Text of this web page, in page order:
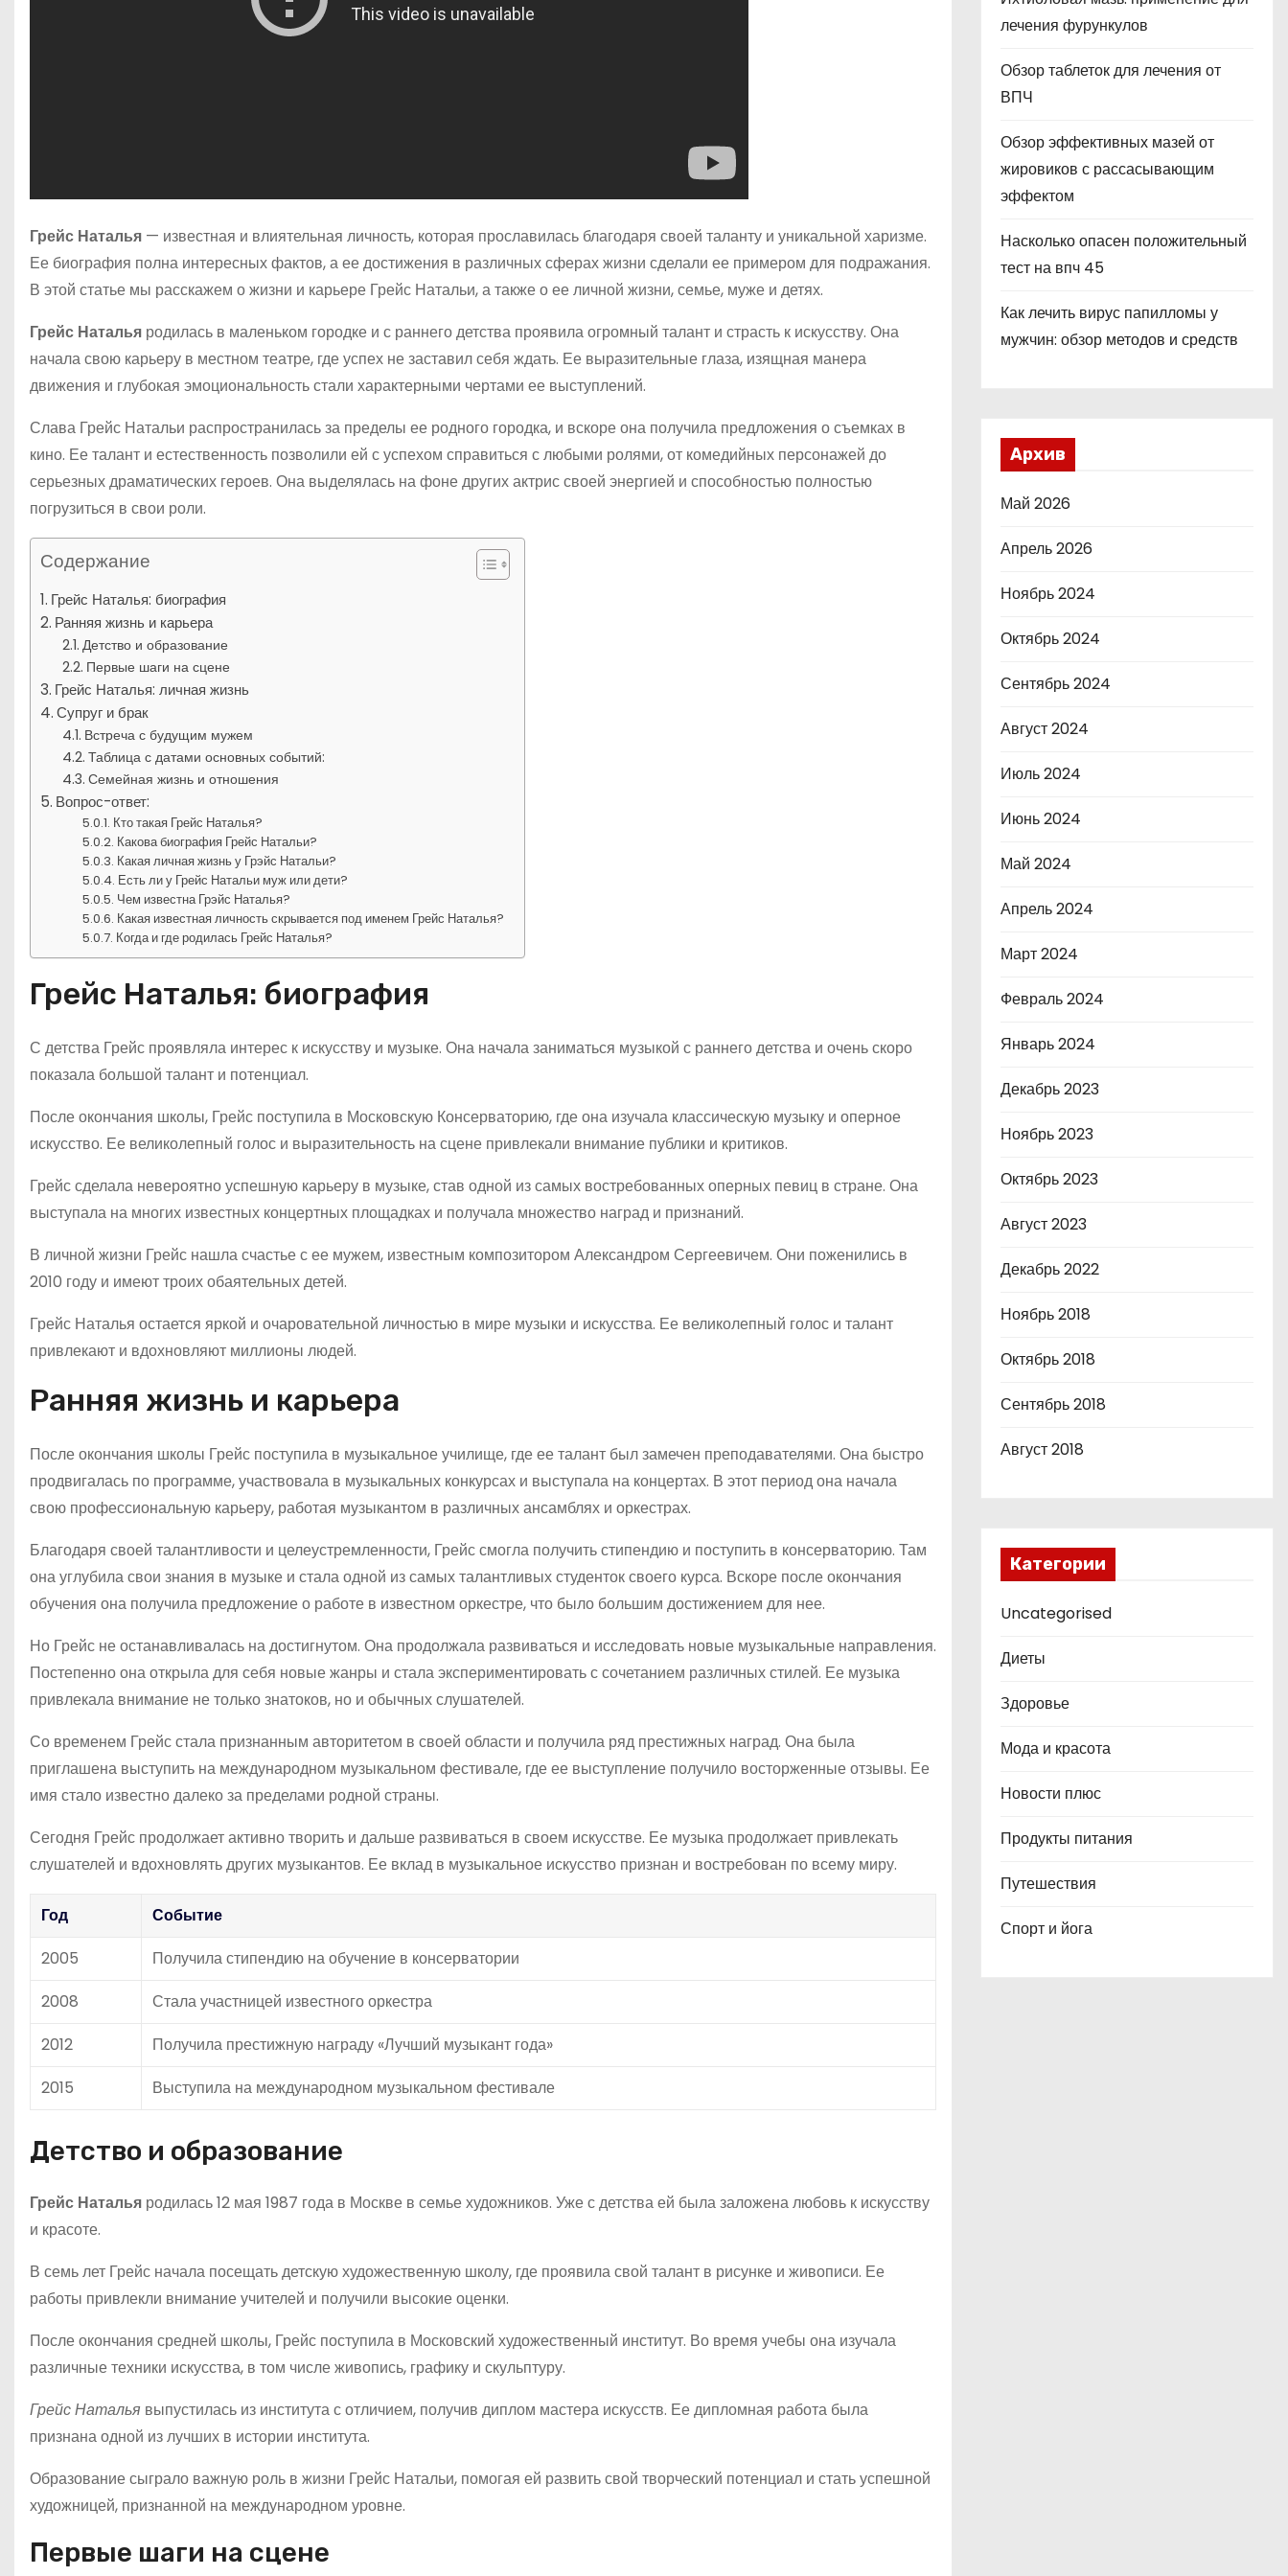
Грейс Наталья — известная и влиятельная личность, которая прославилась благодаря своей таланту и уникальной харизме.
Ее биография полна интересных фактов, а ее достижения в различных сферах жизни сделали ее примером для подражания.
В этой статье мы расскажем о жизни и карьере Грейс Натальи, а также о ее личной жизни, семье, муже и детях.
Грейс Наталья родилась в маленьком городке и с раннего детства проявила огромный талант и страсть к искусству. Она
начала свою карьеру в местном театре, где успех не заставил себя ждать. Ее выразительные глаза, изящная манера
движения и глубокая эмоциональность стали характерными чертами ее выступлений.
Слава Грейс Натальи распространилась за пределы ее родного городка, и вскоре она получила предложения о съемках в
кино. Ее талант и естественность позволили ей с успехом справиться с любыми ролями, от комедийных персонажей до
серьезных драматических героев. Она выделялась на фоне других актрис своей энергией и способностью полностью
погрузиться в свои роли.
Содержание
Грейс Наталья: биография
Ранняя жизнь и карьера
Детство и образование
Первые шаги на сцене
Грейс Наталья: личная жизнь
Супруг и брак
Встреча с будущим мужем
Таблица с датами основных событий:
Семейная жизнь и отношения
Вопрос-ответ:
Кто такая Грейс Наталья?
Какова биография Грейс Натальи?
Какая личная жизнь у Грэйс Натальи?
Есть ли у Грейс Натальи муж или дети?
Чем известна Грэйс Наталья?
Какая известная личность скрывается под именем Грейс Наталья?
Когда и где родилась Грейс Наталья?
Грейс Наталья: биография
С детства Грейс проявляла интерес к искусству и музыке. Она начала заниматься музыкой с раннего детства и очень скоро
показала большой талант и потенциал.
После окончания школы, Грейс поступила в Московскую Консерваторию, где она изучала классическую музыку и оперное
искусство. Ее великолепный голос и выразительность на сцене привлекали внимание публики и критиков.
Грейс сделала невероятно успешную карьеру в музыке, став одной из самых востребованных оперных певиц в стране. Она
выступала на многих известных концертных площадках и получала множество наград и признаний.
В личной жизни Грейс нашла счастье с ее мужем, известным композитором Александром Сергеевичем. Они поженились в
2010 году и имеют троих обаятельных детей.
Грейс Наталья остается яркой и очаровательной личностью в мире музыки и искусства. Ее великолепный голос и талант
привлекают и вдохновляют миллионы людей.
Ранняя жизнь и карьера
После окончания школы Грейс поступила в музыкальное училище, где ее талант был замечен преподавателями. Она быстро
продвигалась по программе, участвовала в музыкальных конкурсах и выступала на концертах. В этот период она начала
свою профессиональную карьеру, работая музыкантом в различных ансамблях и оркестрах.
Благодаря своей талантливости и целеустремленности, Грейс смогла получить стипендию и поступить в консерваторию. Там
она углубила свои знания в музыке и стала одной из самых талантливых студенток своего курса. Вскоре после окончания
обучения она получила предложение о работе в известном оркестре, что было большим достижением для нее.
Но Грейс не останавливалась на достигнутом. Она продолжала развиваться и исследовать новые музыкальные направления.
Постепенно она открыла для себя новые жанры и стала экспериментировать с сочетанием различных стилей. Ее музыка
привлекала внимание не только знатоков, но и обычных слушателей.
Со временем Грейс стала признанным авторитетом в своей области и получила ряд престижных наград. Она была
приглашена выступить на международном музыкальном фестивале, где ее выступление получило восторженные отзывы. Ее
имя стало известно далеко за пределами родной страны.
Сегодня Грейс продолжает активно творить и дальше развиваться в своем искусстве. Ее музыка продолжает привлекать
слушателей и вдохновлять других музыкантов. Ее вклад в музыкальное искусство признан и востребован по всему миру.
Год
Событие
2005
Получила стипендию на обучение в консерватории
2008
Стала участницей известного оркестра
2012
Получила престижную награду «Лучший музыкант года»
2015
Выступила на международном музыкальном фестивале
Детство и образование
Грейс Наталья родилась 12 мая 1987 года в Москве в семье художников. Уже с детства ей была заложена любовь к искусству
и красоте.
В семь лет Грейс начала посещать детскую художественную школу, где проявила свой талант в рисунке и живописи. Ее
работы привлекли внимание учителей и получили высокие оценки.
После окончания средней школы, Грейс поступила в Московский художественный институт. Во время учебы она изучала
различные техники искусства, в том числе живопись, графику и скульптуру.
Грейс Наталья выпустилась из института с отличием, получив диплом мастера искусств. Ее дипломная работа была
признана одной из лучших в истории института.
Образование сыграло важную роль в жизни Грейс Натальи, помогая ей развить свой творческий потенциал и стать успешной
художницей, признанной на международном уровне.
Первые шаги на сцене
лечения фурункулов
Обзор таблеток для лечения от
ВПЧ
Обзор эффективных мазей от
жировиков с рассасывающим
эффектом
Насколько опасен положительный
тест на впч 45
Как лечить вирус папилломы у
мужчин: обзор методов и средств
Архив
Май 2026
Апрель 2026
Ноябрь 2024
Октябрь 2024
Сентябрь 2024
Август 2024
Июль 2024
Июнь 2024
Май 2024
Апрель 2024
Март 2024
Февраль 2024
Январь 2024
Декабрь 2023
Ноябрь 2023
Октябрь 2023
Август 2023
Декабрь 2022
Ноябрь 2018
Октябрь 2018
Сентябрь 2018
Август 2018
Категории
Uncategorised
Диеты
Здоровье
Мода и красота
Новости плюс
Продукты питания
Путешествия
Спорт и йога